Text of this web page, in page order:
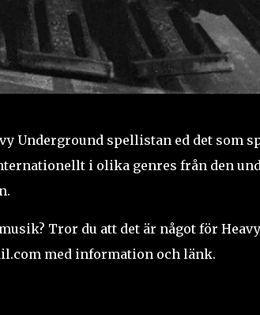
Underground spellistan ed det som
i olika genres från den
Tror du att det är något för
med information och länk.